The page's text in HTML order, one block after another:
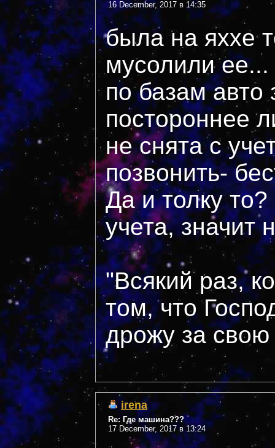
16 December, 2017 в 14:35
была на яххе
мусолили ее...
по базам авто
постороннее
не снята с
позвонить-
Да и толку
учета, значит
"Всякий раз,
том, что
дрожу за свою
irena
Re: Где машина???
17 December, 2017 в 13:24